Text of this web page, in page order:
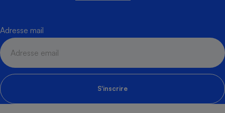
Adresse mail
S'inscrire